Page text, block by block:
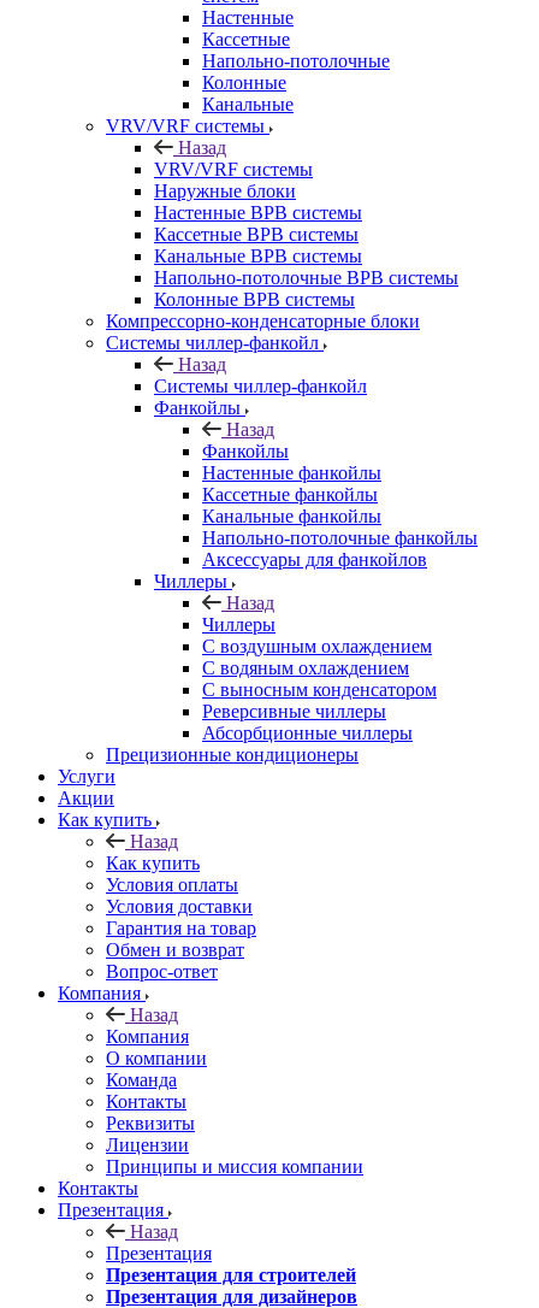
Настенные
Кассетные
Напольно-потолочные
Колонные
Канальные
VRV/VRF системы
Назад
VRV/VRF системы
Наружные блоки
Настенные ВРВ системы
Кассетные ВРВ системы
Канальные ВРВ системы
Напольно-потолочные ВРВ системы
Колонные ВРВ системы
Компрессорно-конденсаторные блоки
Системы чиллер-фанкойл
Назад
Системы чиллер-фанкойл
Фанкойлы
Назад
Фанкойлы
Настенные фанкойлы
Кассетные фанкойлы
Канальные фанкойлы
Напольно-потолочные фанкойлы
Аксессуары для фанкойлов
Чиллеры
Назад
Чиллеры
С воздушным охлаждением
С водяным охлаждением
С выносным конденсатором
Реверсивные чиллеры
Абсорбционные чиллеры
Прецизионные кондиционеры
Услуги
Акции
Как купить
Назад
Как купить
Условия оплаты
Условия доставки
Гарантия на товар
Обмен и возврат
Вопрос-ответ
Компания
Назад
Компания
О компании
Команда
Контакты
Реквизиты
Лицензии
Принципы и миссия компании
Контакты
Презентация
Назад
Презентация
Презентация для строителей
Презентация для дизайнеров